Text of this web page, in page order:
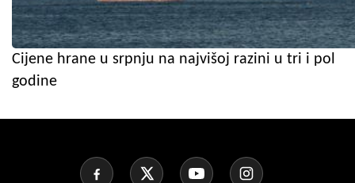
Cijene hrane u srpnju na najvišoj razini u tri i pol
godine